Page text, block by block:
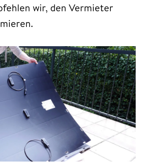
wir, den Vermieter